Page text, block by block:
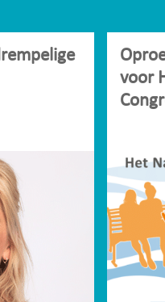
voor